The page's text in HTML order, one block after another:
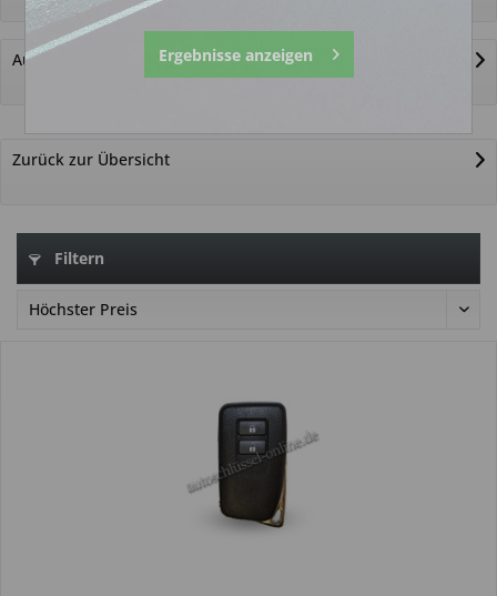
Autoschlüssel nicht gefunden?
Zurück zur Übersicht
Filtern
Ergebnisse anzeigen